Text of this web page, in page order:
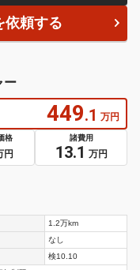
依頼する
ー
449.1 万円
格
円
諸費用
13.1 万円
1.2万km
なし
検10.10